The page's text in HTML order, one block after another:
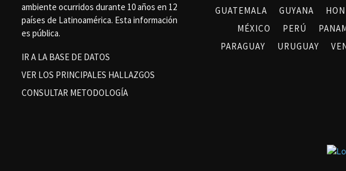
ambiente ocurridos durante 10 años en 12
países de Latinoamérica. Esta información
es pública.
IR A LA BASE DE DATOS
VER LOS PRINCIPALES HALLAZGOS
CONSULTAR METODOLOGÍA
GUATEMALA
GUYANA
MÉXICO
PERÚ
PARAGUAY
URUGUAY